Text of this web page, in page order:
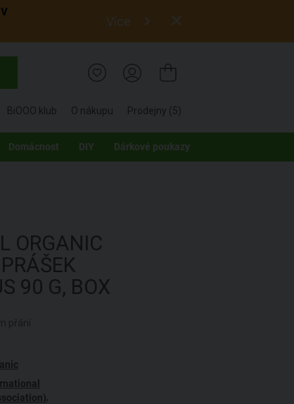
Více
BiOOO klub O nákupu Prodejny (5)
Domácnost DIY Dárkové poukazy
ORGANIC
90 G, BOX
,